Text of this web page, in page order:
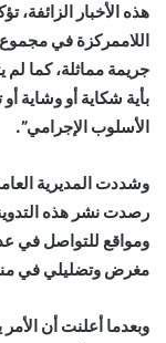
هذه الأخبار الزائفة،
اللاممركزة في
جريمة مماثلة، كما
بأية شكاية أو وشاية
الأسلوب الإجرامي”.
وشددت المديرية
رصدت نشر هذه
ومواقع للتواصل في
مغرض وتضليلي في
وبعدما أعلنت أن